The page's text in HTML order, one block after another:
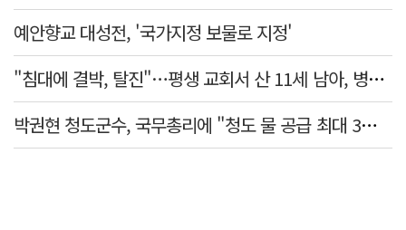
예안향교 대성전, '국가지정 보물로 지정'
"침대에 결박, 탈진"…평생 교회서 산 11세 남아, 병원 이송 끝 숨져
박권현 청도군수, 국무총리에 "청도 물 공급 최대 3만t 늘려달라"